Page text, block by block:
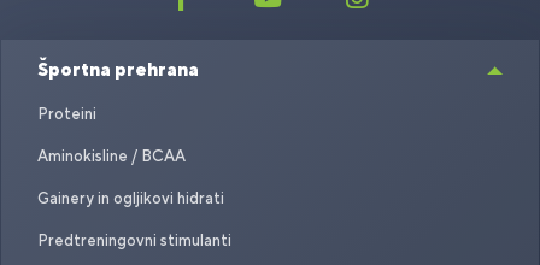
Športna prehrana
Proteini
Aminokisline / BCAA
Gainery in ogljikovi hidrati
Predtreningovni stimulanti